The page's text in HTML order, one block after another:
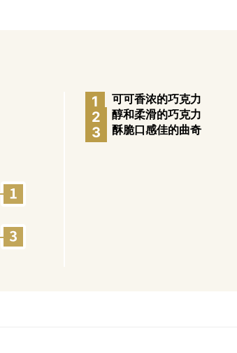
1 可可香浓的巧克力
2 醇和柔滑的巧克力
3 酥脆口感佳的曲奇